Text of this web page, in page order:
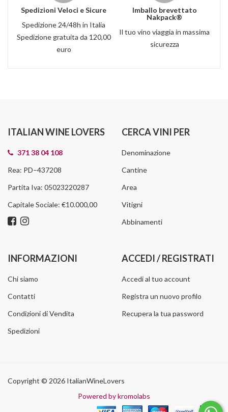
Spedizioni Veloci e Sicure
Spedizione 24/48h in Italia
Spedizione gratuita da 120,00
euro
Imballo brevettato
Nakpack®
Il tuo vino viaggia in massima
sicurezza
ITALIAN WINE LOVERS
371 38 04 108
Rea: PD–437208
Partita Iva: 05023220287
Capitale Sociale: €10.000,00
CERCA VINI PER
Denominazione
Cantine
Area
Vitigni
Abbinamenti
INFORMAZIONI
Chi siamo
Contatti
Condizioni di Vendita
Spedizioni
ACCEDI / REGISTRATI
Accedi al tuo account
Registra un nuovo profilo
Recupera la tua password
Copyright © 2026 ItalianWineLovers
Powered by kromolabs